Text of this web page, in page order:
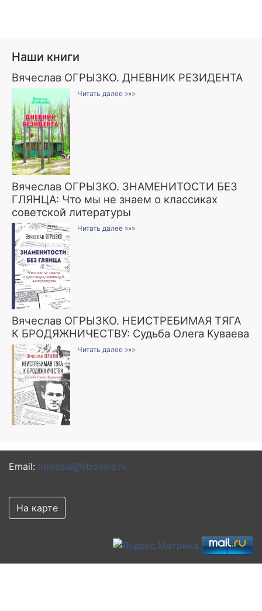
Наши книги
Вячеслав ОГРЫЗКО. ДНЕВНИК РЕЗИДЕНТА
Читать далее »»»
Вячеслав ОГРЫЗКО. ЗНАМЕНИТОСТИ БЕЗ
ГЛЯНЦА: Что мы не знаем о классиках
советской литературы
Читать далее »»»
Вячеслав ОГРЫЗКО. НЕИСТРЕБИМАЯ ТЯГА
К БРОДЯЖНИЧЕСТВУ: Судьба Олега Куваева
Читать далее »»»
Email: litrossia@litrossia.ru
На карте